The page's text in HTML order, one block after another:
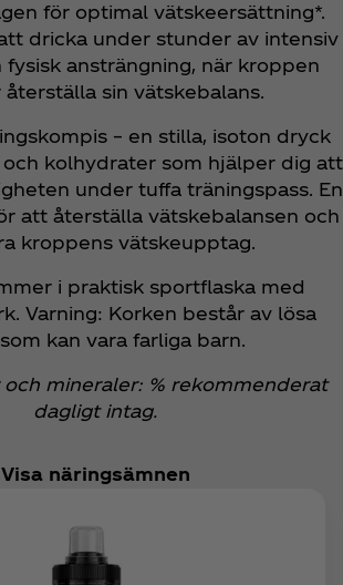
för optimal vätskeersättning*.
dricka under stunder av intensiv
ansträngning, när kroppen
sin vätskebalans.
– en stilla, isoton dryck
kolhydrater som hjälper dig att
under tuffa träningspass. En
att återställa vätskebalansen och
kroppens vätskeupptag.
i praktisk sportflaska med
Varning: Korken består av lösa
kan vara farliga barn.
och mineraler: % rekommenderat
dagligt intag.
Visa näringsämnen